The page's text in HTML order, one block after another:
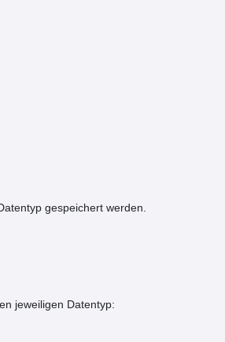
gespeichert werden.
jeweiligen Datentyp: